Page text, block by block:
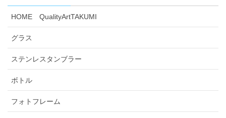
HOME QualityArtTAKUMI
グラス
ステンレスタンブラー
ボトル
フォトフレーム